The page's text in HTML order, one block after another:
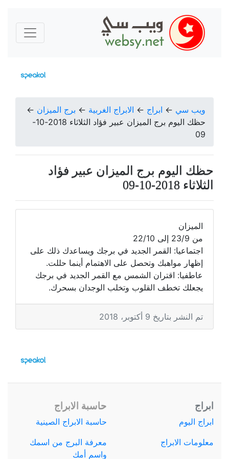
ويب سي ← ابراج ← الابراج الغربية ← برج الميزان ←
حظك اليوم برج الميزان عبير فؤاد الثلاثاء 2018-10-
09
حظك اليوم برج الميزان عبير فؤاد
الثلاثاء 2018-10-09
الميزان
من 23/9 إلى 22/10
اجتماعيا: القمر الجديد في برجك ويساعدك ذلك على
إظهار مواهبك وتحصل على الاهتمام أينما حللت.
عاطفيا: اقتران الشمس مع القمر الجديد في برجك
يجعلك تخطف القلوب وتخلب الوجدان بسحرك.
تم النشر بتاريخ 9 أكتوبر، 2018
ابراج
ابراج اليوم
معلومات الابراج
حاسبة الابراج
حاسبة الابراج الصينية
معرفة البرج من اسمك
واسم أمك